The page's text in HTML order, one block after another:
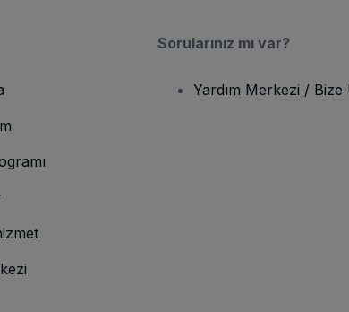
Sorularınız mı var?
Yardım Merkezi / Bize